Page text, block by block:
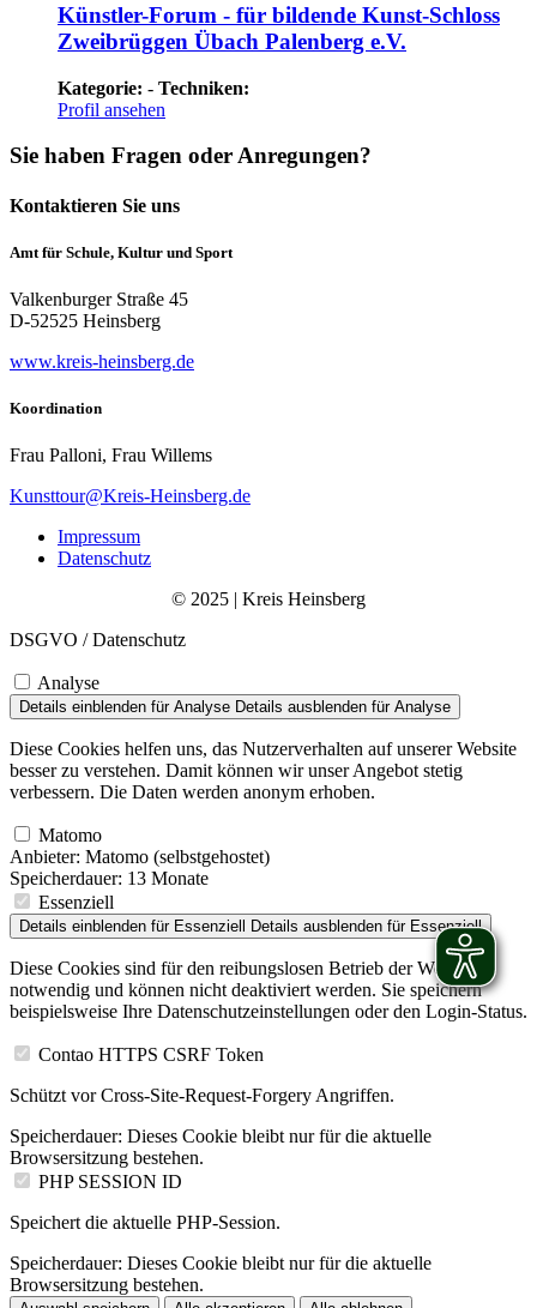
Künstler-Forum - für bildende Kunst-Schloss
Zweibrüggen Übach Palenberg e.V.
Kategorie: - Techniken:
Profil ansehen
Sie haben Fragen oder Anregungen?
Kontaktieren Sie uns
Amt für Schule, Kultur und Sport
Valkenburger Straße 45
D-52525 Heinsberg
www.kreis-heinsberg.de
Koordination
Frau Palloni, Frau Willems
Kunsttour@Kreis-Heinsberg.de
Impressum
Datenschutz
© 2025 | Kreis Heinsberg
DSGVO / Datenschutz
Analyse
Details einblenden für Analyse Details ausblenden für Analyse
Diese Cookies helfen uns, das Nutzerverhalten auf unserer Website
besser zu verstehen. Damit können wir unser Angebot stetig
verbessern. Die Daten werden anonym erhoben.
Matomo
Anbieter: Matomo (selbstgehostet)
Speicherdauer: 13 Monate
Essenziell
Details einblenden für Essenziell Details ausblenden für Essenziell
Diese Cookies sind für den reibungslosen Betrieb der Website
notwendig und können nicht deaktiviert werden. Sie speichern
beispielsweise Ihre Datenschutzeinstellungen oder den Login-Status.
Contao HTTPS CSRF Token
Schützt vor Cross-Site-Request-Forgery Angriffen.
Speicherdauer: Dieses Cookie bleibt nur für die aktuelle
Browsersitzung bestehen.
PHP SESSION ID
Speichert die aktuelle PHP-Session.
Speicherdauer: Dieses Cookie bleibt nur für die aktuelle
Browsersitzung bestehen.